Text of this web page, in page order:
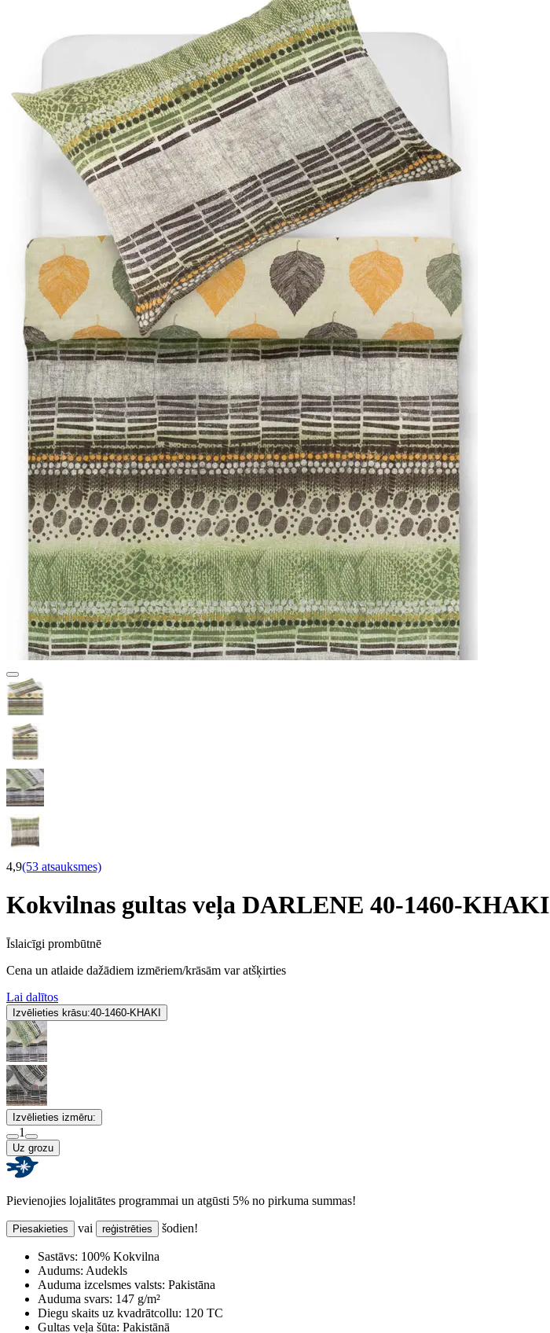
4,9(53 atsauksmes)
Kokvilnas gultas veļa DARLENE 40-1460-KHAKI
Īslaicīgi prombūtnē
Cena un atlaide dažādiem izmēriem/krāsām var atšķirties
Lai dalītos
Izvēlieties krāsu:40-1460-KHAKI
Izvēlieties izmēru:
1
Uz grozu
Pievienojies lojalitātes programmai un atgūsti 5% no pirkuma summas!
Piesakieties vai reģistrēties šodien!
Sastāvs: 100% Kokvilna
Audums: Audekls
Auduma izcelsmes valsts: Pakistāna
Auduma svars: 147 g/m²
Diegu skaits uz kvadrātcollu: 120 TC
Gultas veļa šūta: Pakistānā